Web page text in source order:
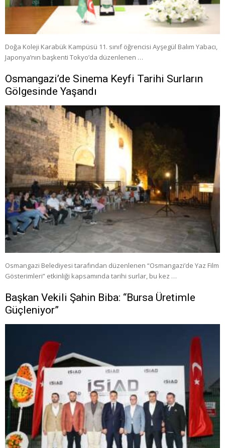
Doğa Koleji Karabük Kampüsü 11. sınıf öğrencisi Ayşegül Balım Yabacı,
Japonya’nın başkenti Tokyo’da düzenlenen …
Osmangazi’de Sinema Keyfi Tarihi Surların
Gölgesinde Yaşandı
Osmangazi Belediyesi tarafından düzenlenen “Osmangazi’de Yaz Film
Gösterimleri” etkinliği kapsamında tarihi surlar, bu kez …
Başkan Vekili Şahin Biba: “Bursa Üretimle
Güçleniyor”